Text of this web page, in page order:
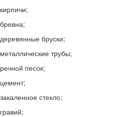
кирпичи;
бревна;
деревянные бруски;
металлические трубы;
речной песок;
цемент;
закаленное стекло;
гравий;